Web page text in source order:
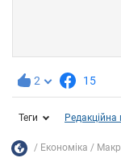
2 15
Теги Редакційна
Економіка